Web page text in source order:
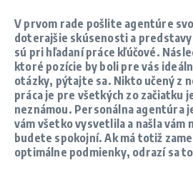
V prvom rade pošlite agentúre
doterajšie skúsenosti a
sú pri hľadaní práce kľúčové.
ktoré pozície by boli pre vás
otázky, pýtajte sa. Nikto učený z
práca je pre všetkých zo začiatku
neznámou. Personálna agentúra
vám všetko vysvetlila a našla
budete spokojní. Ak má totiž
optimálne podmienky, odrazí sa